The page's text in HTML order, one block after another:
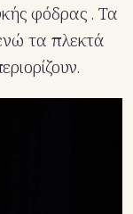
φόδρας . Τα
τα πλεκτά